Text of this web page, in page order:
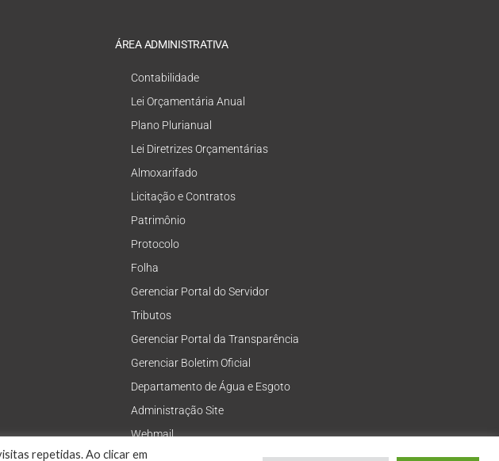
ÁREA ADMINISTRATIVA
Contabilidade
Lei Orçamentária Anual
Plano Plurianual
Lei Diretrizes Orçamentárias
Almoxarifado
Licitação e Contratos
Patrimônio
Protocolo
Folha
Gerenciar Portal do Servidor
Tributos
Gerenciar Portal da Transparência
Gerenciar Boletim Oficial
Departamento de Água e Esgoto
Administração Site
Webmail
repetidas. Ao clicar em